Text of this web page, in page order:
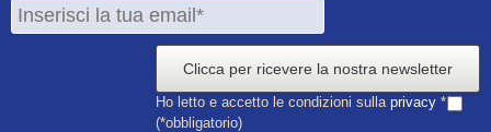
Clicca per ricevere la nostra newsletter
Ho letto e accetto le condizioni sulla privacy *
(*obbligatorio)